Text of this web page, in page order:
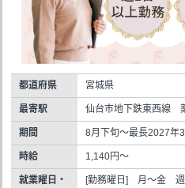
都道府県 宮城県
最寄駅 仙台市地下鉄東西線
期間 8月下旬～最長2027年
時給 1,140円～
就業曜日・
[勤務曜日] 月～金